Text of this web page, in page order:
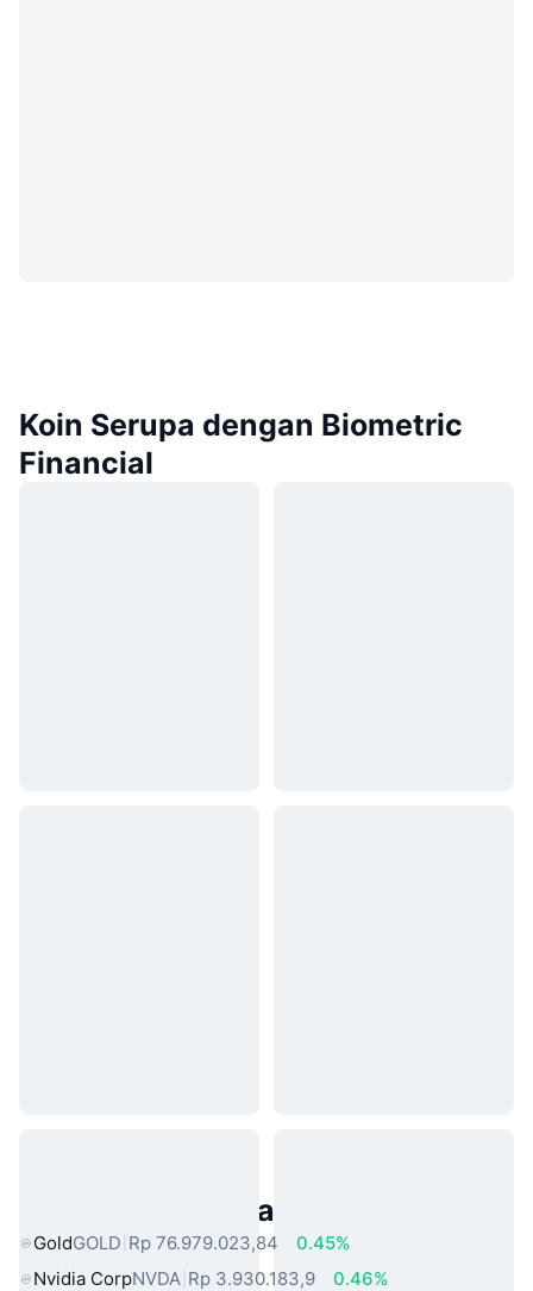
Koin Serupa dengan Biometric
Financial
Aset Dunia Nyata Populer
GoldGOLD Rp 76.979.023,84
0.45%
Nvidia CorpNVDA Rp 3.930.183,9 0.46%